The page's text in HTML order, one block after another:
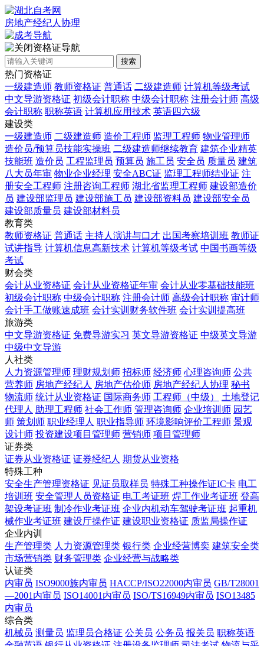
房地产经纪人协理
资格证导航
搜索
热门资格证
一级建造师 教师资格证 普通话 二级建造师 计算机等级考试
中文导游资格证 初级会计职称 中级会计职称 注册会计师 高级
会计职称 职称英语 计算机应用技术 英语四六级
建设类
一级建造师 二级建造师 造价工程师 监理工程师 物业管理师
造价员/预算员技能实操班 二级建造师继续教育 建筑企业精英
技能班 造价员 工程监理员 预算员 施工员 安全员 质量员 建筑
八大员年审 物业企业经理 安全ABC证 监理工程师结业证 注
册安全工程师 注册咨询工程师 湖北省监理工程师 建设部造价
员 建设部监理员 建设部施工员 建设部资料员 建设部安全员
建设部质量员 建设部材料员
教育类
教师资格证 普通话 主持人演讲与口才 出国考察培训班 教师证
试讲指导 计算机信息高新技术 计算机等级考试 中国书画等级
考试
财会类
会计从业资格证 会计从业资格证年审 会计从业零基础技能班
初级会计职称 中级会计职称 注册会计师 高级会计职称 审计师
会计手工做账速成班 会计实训财务软件班 会计实训提高班
旅游类
中文导游资格证 免费导游实习 英文导游资格证 中级英文导游
中级中文导游
人社类
人力资源管理师 理财规划师 招标师 经济师 心理咨询师 公共
营养师 房地产经纪人 房地产估价师 房地产经纪人协理 秘书
物流师 统计从业资格证 国际商务师 工程师（中级）
土地登记
代理人 助理工程师 社会工作师 管理咨询师 企业培训师 园艺
师 策划师 职业经理人 职业指导师 环境影响评价工程师 景观
设计师 投资建设项目管理师 营销师 项目管理师
证券类
证券从业资格证 证券经纪人 期货从业资格
特殊工种
安全生产管理资格证 见证员取样员 特殊工种操作证IC卡 电工
培训班 安全管理人员资格证 电工考证班 焊工作业考证班 登高
架设考证班 制冷作业考证班 企业内机动车驾驶考证班 起重机
械作业考证班 建设厅操作证 建设职业资格证 质监局操作证
企业内训
生产管理类 人力资源管理类 银行类 企业经营博奕 建筑安全类
市场营销类 财务管理类 企业经营与战略类
认证类
内审员 ISO9000族内审员 HACCP/ISO22000内审员 GB/T28001
—2001内审员 ISO14001内审员 ISO/TS16949内审员 ISO13485
内审员
综合类
机械员 测量员 监理员合格证 公关员 公务员 报关员 职称英语